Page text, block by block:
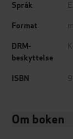
Språk
Format
DRM-
beskyttelse
ISBN
Om boken